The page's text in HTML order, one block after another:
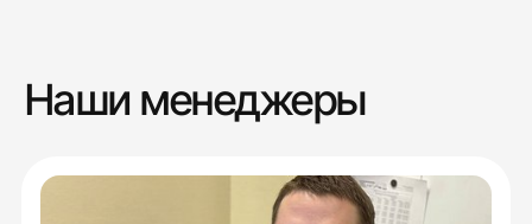
Наши менеджеры